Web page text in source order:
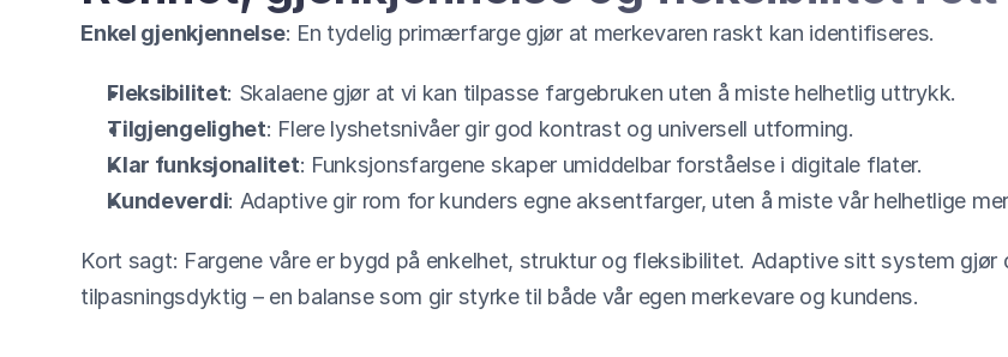
Enkel gjenkjennelse: En tydelig primærfarge gjør at merkevaren raskt kan identifiseres.
Fleksibilitet: Skalaene gjør at vi kan tilpasse fargebruken uten å miste helhetlig uttrykk.
Tilgjengelighet: Flere lyshetsnivåer gir god kontrast og universell utforming.
Klar funksjonalitet: Funksjonsfargene skaper umiddelbar forståelse i digitale flater.
Kundeverdi: Adaptive gir rom for kunders egne aksentfarger, uten å miste vår helhetlige
Kort sagt: Fargene våre er bygd på enkelhet, struktur og fleksibilitet. Adaptive sitt system
tilpasningsdyktig – en balanse som gir styrke til både vår egen merkevare og kundens.